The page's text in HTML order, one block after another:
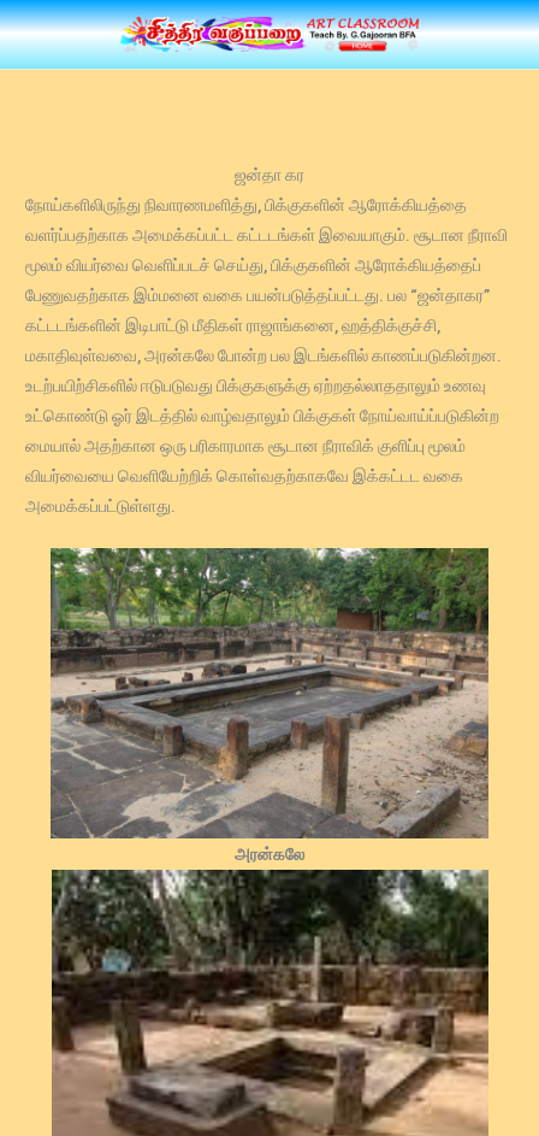
Skip
to
content
ஜன்தா கர
நோய்களிலிருந்து நிவாரணமளித்து, பிக்குகளின் ஆரோக்கியத்தை
வளர்ப்பதற்காக அமைக்கப்பட்ட கட்டடங்கள் இவையாகும். சூடான நீராவி
மூலம் வியர்வை வெளிப்படச் செய்து, பிக்குகளின் ஆரோக்கியத்தைப்
பேணுவதற்காக இம்மனை வகை பயன்படுத்தப்பட்டது. பல “ஜன்தாகர”
கட்டடங்களின் இடிபாட்டு மீதிகள் ராஜாங்கனை, ஹத்திக்குச்சி,
மகாதிவுள்வவை, அரன்கலே போன்ற பல இடங்களில் காணப்படுகின்றன.
உடற்பயிற்சிகளில் ஈடுபடுவது பிக்குகளுக்கு ஏற்றதல்லாததாலும் உணவு
உட்கொண்டு ஓர் இடத்தில் வாழ்வதாலும் பிக்குகள் நோய்வாய்ப்படுகின்ற
மையால் அதற்கான ஒரு பரிகாரமாக சூடான நீராவிக் குளிப்பு மூலம்
வியர்வையை வெளியேற்றிக் கொள்வதற்காகவே இக்கட்டட வகை
அமைக்கப்பட்டுள்ளது.
அரன்கலே